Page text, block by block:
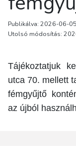
Publikálva: 2026-06-05
Utolsó módosítás:
Tájékoztatjuk
utca 70. mellett
fémgyűjtő
az újból